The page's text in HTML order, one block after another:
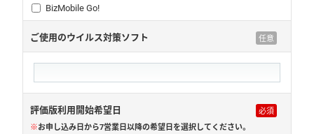
BizMobile Go!
ご使用のウイルス対策ソフト
評価版利用開始希望日
※お申し込み日から7営業日以降の希望日を選択してください。